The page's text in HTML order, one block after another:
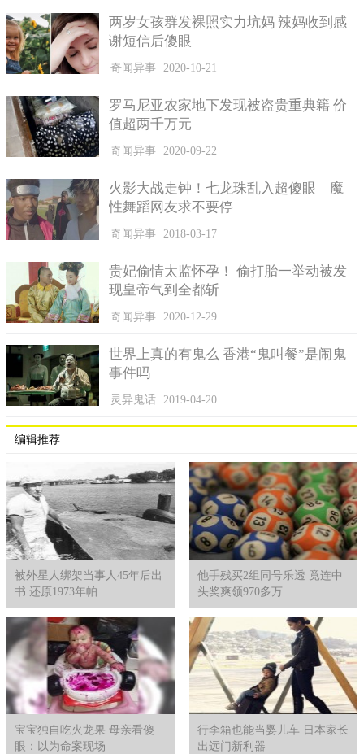
想，遵纪守法。
两岁女孩群发裸照实力坑妈 辣妈收到感
谢短信后傻眼
奇闻异事 2020-10-21
罗马尼亚农家地下发现被盗贵重典籍 价
值超两千万元
奇闻异事 2020-09-22
火影大战走钟！七龙珠乱入超傻眼 魔
性舞蹈网友求不要停
奇闻异事 2018-03-17
贵妃偷情太监怀孕！ 偷打胎一举动被发
现皇帝气到全都斩
奇闻异事 2020-12-29
世界上真的有鬼么 香港“鬼叫餐”是闹鬼
事件吗
灵异鬼话 2019-04-20
编辑推荐
被外星人绑架当事人45年后出
书 还原1973年帕
他手残买2组同号乐透 竟连中
头奖爽领970多万
宝宝独自吃火龙果 母亲看傻
眼：以为命案现场
行李箱也能当婴儿车 日本家长
出远门新利器